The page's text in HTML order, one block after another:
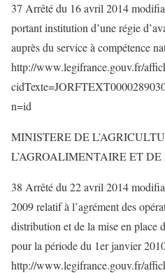
37 Arrêté du 16 avril 2014
portant institution d’une régie
auprès du service à compétence
http://www.legifrance.gouv.fr/
n=id
MINISTERE DE
L’AGROALIMENTAIRE ET
38 Arrêté du 22 avril 2014
2009 relatif à l’agrément des
distribution et de la mise en place
pour la période du 1er janvier
http://www.legifrance.gouv.fr/